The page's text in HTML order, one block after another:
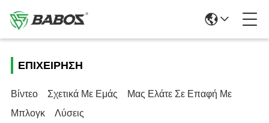
ΕΠΙΧΕΊΡΗΣΗ
Βίντεο Σχετικά Με Εμάς
Μας Ελάτε Σε Επαφή Με
Μπλογκ
Λύσεις